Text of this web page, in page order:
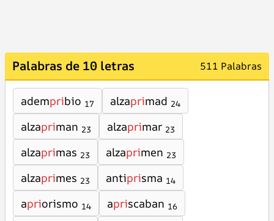
Palabras de 10 letras 511 Palabras
adempribio 17 alzaprimad 24
alzapriman 23 alzaprimar 23
alzaprimas 23 alzaprimen 23
alzaprimes 23 antiprisma 14
apriorismo 14 apriscaban 16